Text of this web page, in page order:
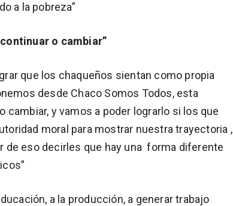
a la pobreza”
o cambiar”
que los chaqueños sientan como propia
desde Chaco Somos Todos, esta
y vamos a poder lograrlo si los que
moral para mostrar nuestra trayectoria ,
de eso decirles que hay una forma diferente
a la producción, a generar trabajo